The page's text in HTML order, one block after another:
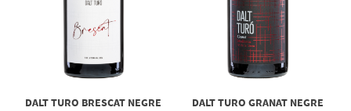
DALT TURO BRESCAT NEGRE DALT TURO GRANAT NEGRE